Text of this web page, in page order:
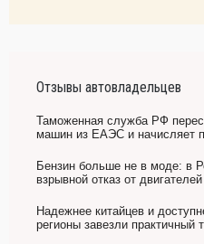
Отзывы автовладельцев
Таможенная служба РФ
машин из ЕАЭС и начисляет
Бензин больше не в моде: в
взрывной отказ от
Надежнее китайцев и
регионы завезли практичный